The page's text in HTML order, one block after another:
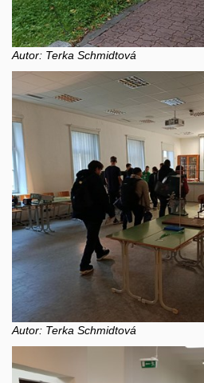
Autor: Terka Schmidtová
Autor: Terka Schmidtová